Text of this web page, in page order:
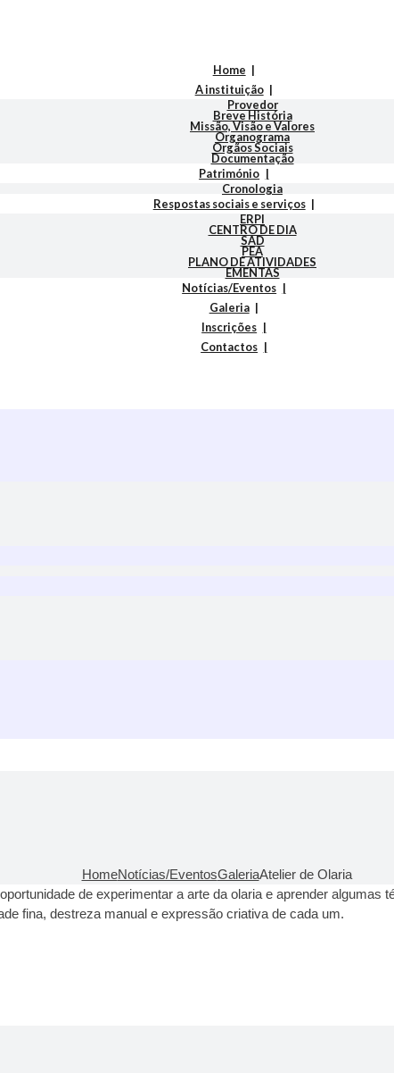
Home
A instituição
Provedor
Breve História
Missão, Visão e Valores
Organograma
Orgãos Sociais
Documentação
Património
Cronologia
Respostas sociais e serviços
ERPI
CENTRO DE DIA
SAD
PEA
PLANO DE ATIVIDADES
EMENTAS
Notícias/Eventos
Galeria
Inscrições
Contactos
HomeNotícias/EventosGaleriaAtelier de Olaria
de experimentar a arte da olaria e aprender algumas
fina, destreza manual e expressão criativa de cada um.